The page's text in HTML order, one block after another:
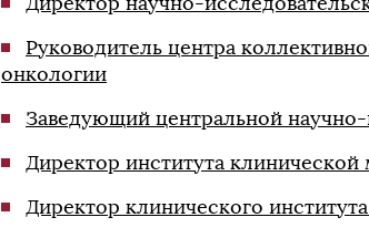
Руководитель центра
онкологии
Заведующий центральной
Директор института
Директор клинического